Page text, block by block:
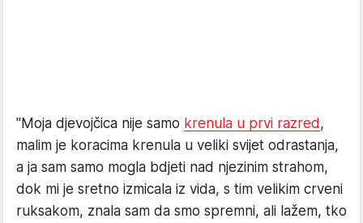
"Moja djevojčica nije samo krenula u prvi razred,
malim je koracima krenula u veliki svijet odrastanja,
a ja sam samo mogla bdjeti nad njezinim strahom,
dok mi je sretno izmicala iz vida, s tim velikim crveni
ruksakom, znala sam da smo spremni, ali lažem, tko